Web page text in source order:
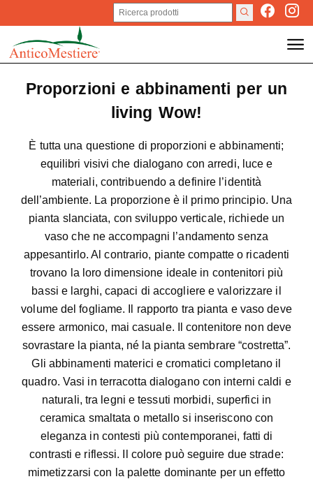
Proporzioni e abbinamenti per un
living Wow!
È tutta una questione di proporzioni e abbinamenti;
equilibri visivi che dialogano con arredi, luce e
materiali, contribuendo a definire l’identità
dell’ambiente. La proporzione è il primo principio. Una
pianta slanciata, con sviluppo verticale, richiede un
vaso che ne accompagni l’andamento senza
appesantirlo. Al contrario, piante compatte o ricadenti
trovano la loro dimensione ideale in contenitori più
bassi e larghi, capaci di accogliere e valorizzare il
volume del fogliame. Il rapporto tra pianta e vaso deve
essere armonico, mai casuale. Il contenitore non deve
sovrastare la pianta, né la pianta sembrare “costretta”.
Gli abbinamenti materici e cromatici completano il
quadro. Vasi in terracotta dialogano con interni caldi e
naturali, tra legni e tessuti morbidi, superfici in
ceramica smaltata o metallo si inseriscono con
eleganza in contesti più contemporanei, fatti di
contrasti e riflessi. Il colore può seguire due strade:
mimetizzarsi con la palette dominante per un effetto